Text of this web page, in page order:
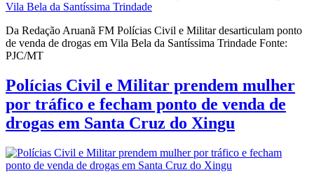
Da Redação Aruanã FM Polícias Civil e Militar desarticulam ponto
de venda de drogas em Vila Bela da Santíssima Trindade Fonte:
PJC/MT
Polícias Civil e Militar prendem mulher
por tráfico e fecham ponto de venda de
drogas em Santa Cruz do Xingu